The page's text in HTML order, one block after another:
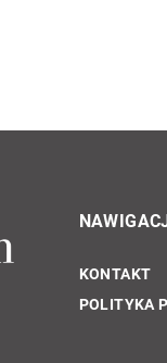
KONTAKT
POLITYKA